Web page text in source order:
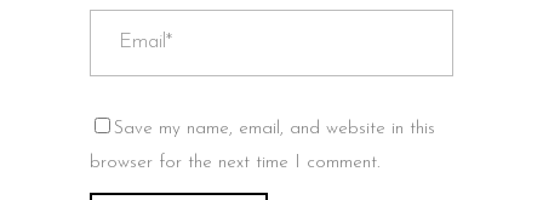
Save my name, email, and website in this
browser for the next time I comment.